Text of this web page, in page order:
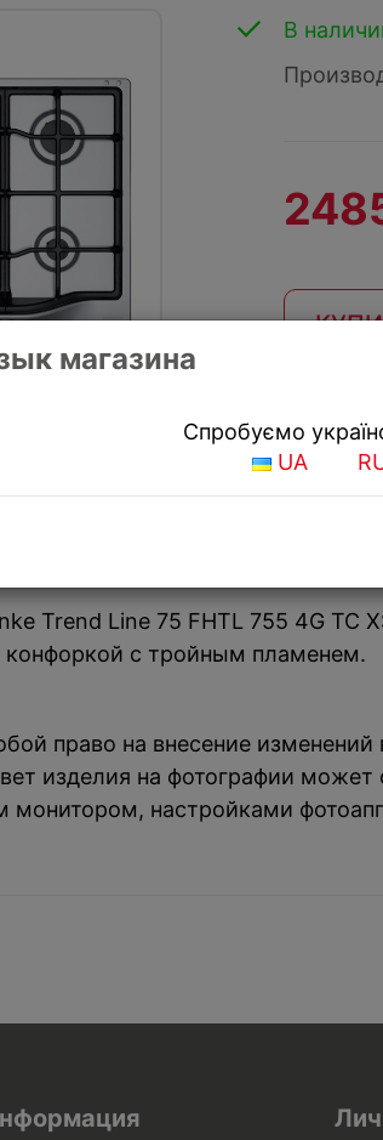
магазина
Спробуємо
UA
В
Trend Line 75 FHTL 755 4G TC
конфоркой с тройным пламенем.
право на внесение
изделия на фотографии может
настройками